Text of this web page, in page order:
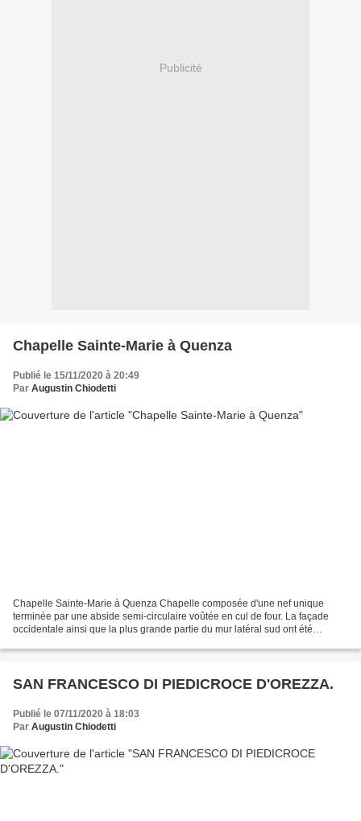
Publicité
Chapelle Sainte-Marie à Quenza
Publié le 15/11/2020 à 20:49
Par Augustin Chiodetti
Chapelle Sainte-Marie à Quenza Chapelle composée d'une nef unique
terminée par une abside semi-circulaire voûtée en cul de four. La façade
occidentale ainsi que la plus grande partie du mur latéral sud ont été
SAN FRANCESCO DI PIEDICROCE D'OREZZA.
Publié le 07/11/2020 à 18:03
Par Augustin Chiodetti